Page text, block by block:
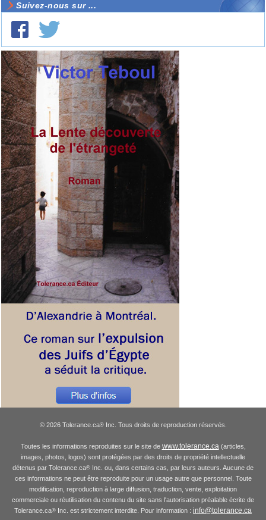
Suivez-nous sur ...
© 2026 Tolerance.ca®Inc. Tous droits de reproduction réservés.
Toutes les informations reproduites sur le site de www.tolerance.ca(articles,
images, photos, logos) sont protégées par des droits de propriété intellectuelle
détenus par Tolerance.ca® Inc. ou, dans certains cas, par leurs auteurs. Aucune de
ces informations ne peut être reproduite pour un usage autre que personnel. Toute
modification, reproduction à large diffusion, traduction, vente, exploitation
commerciale ou réutilisation du contenu du site sans l'autorisation préalable écrite de
Tolerance.ca® Inc. est strictement interdite. Pour information : info@tolerance.ca